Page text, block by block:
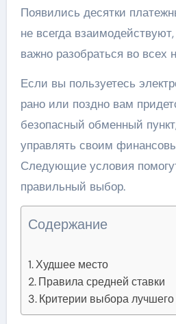
Появились десятки
не всегда
важно разобраться во всех
Если вы пользуетесь
рано или поздно вам
безопасный обменный
управлять своим
Следующие условия
правильный выбор.
Содержание
Худшее место
Правила средней ставки
Критерии выбора